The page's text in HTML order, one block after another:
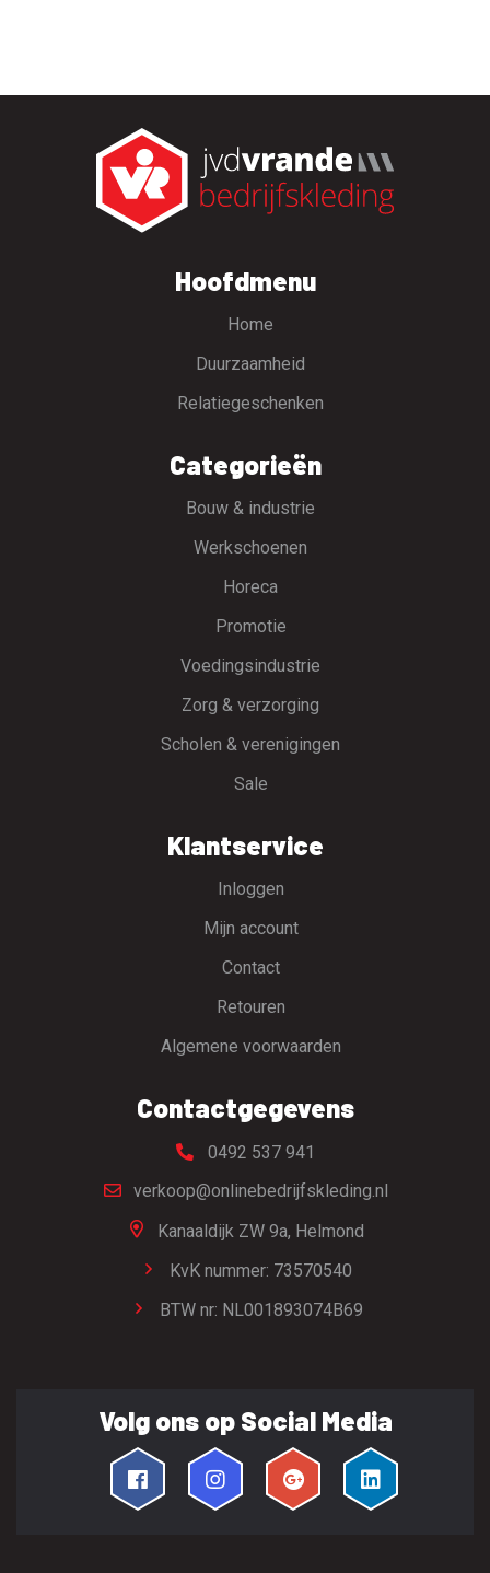
Hoofdmenu
Home
Duurzaamheid
Relatiegeschenken
Categorieën
Bouw & industrie
Werkschoenen
Horeca
Promotie
Voedingsindustrie
Zorg & verzorging
Scholen & verenigingen
Sale
Klantservice
Inloggen
Mijn account
Contact
Retouren
Algemene voorwaarden
Contactgegevens
0492 537 941
verkoop@onlinebedrijfskleding.nl
Kanaaldijk ZW 9a, Helmond
KvK nummer: 73570540
BTW nr: NL001893074B69
Volg ons op Social Media